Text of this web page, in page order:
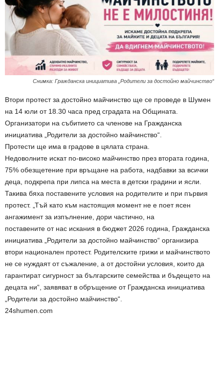
Снимка: Гражданска инициатива „Родители за достойно майчинство“
Втори протест за достойно майчинство ще се проведе в Шумен
на 14 юли от 18.30 часа пред сградата на Общината.
Организатори на събитието са членове на Гражданска
инициатива „Родители за достойно майчинство“.
Протести ще има в градове в цялата страна.
Недоволните искат по-високо майчинство през втората година,
75% обезщетение при връщане на работа, надбавки за всички
деца, подкрепа при липса на места в детски градини и ясли.
Такива бяха поставените условия на родителите и при първия
протест. „Тъй като към настоящия момент не е поет ясен
ангажимент за изпълнение, дори частично, на
поставените от нас искания в бюджет 2026 година, Гражданска
инициатива „Родители за достойно майчинство“ организира
втори национален протест. Родителските грижи и майчинството
не се нуждаят от съжаление, а от достойни условия, които да
гарантират сигурност за българските семейства и бъдещето на
децата ни“, заявяват в обръщение от Гражданска инициатива
„Родители за достойно майчинство“.
24shumen.com